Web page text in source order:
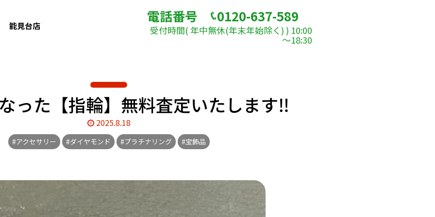
能見台店
電話番号 0120-637-589
受付時間( 年中無休(年末年始除く) ) 10:00
～18:30
った【指輪】無料査定いたします‼️
2025.8.18
#アクセサリー #ダイヤモンド #プラチナリング #宝飾品